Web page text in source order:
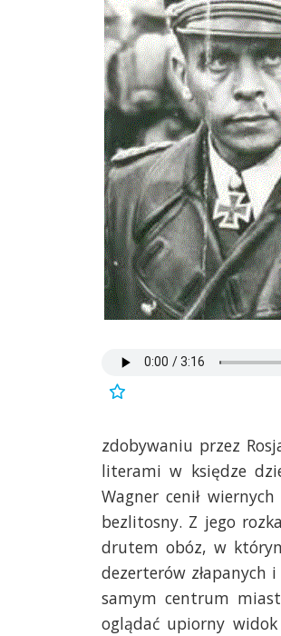
zdobywaniu przez
literami w księdze
Wagner cenił
bezlitosny. Z jego
drutem obóz, w
dezerterów złapanych
samym centrum
oglądać upiorny